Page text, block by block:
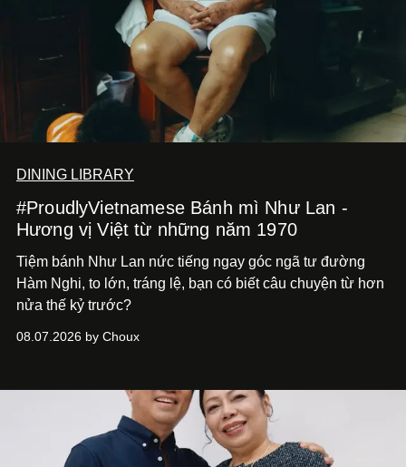
DINING LIBRARY
#ProudlyVietnamese Bánh mì Như Lan -
Hương vị Việt từ những năm 1970
Tiệm bánh Như Lan nức tiếng ngay góc ngã tư đường
Hàm Nghi, to lớn, tráng lệ, bạn có biết câu chuyện từ hơn
nửa thế kỷ trước?
08.07.2026 by Choux